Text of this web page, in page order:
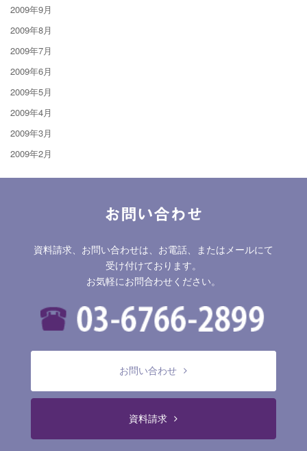
2009年9月
2009年8月
2009年7月
2009年6月
2009年5月
2009年4月
2009年3月
2009年2月
お問い合わせ
資料請求、お問い合わせは、お電話、またはメールにて
受け付けております。
お気軽にお問合わせください。
お問い合わせ
資料請求